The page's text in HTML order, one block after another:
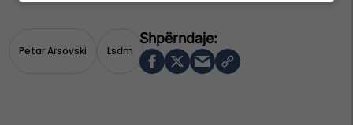
Petar Arsovski Lsdm